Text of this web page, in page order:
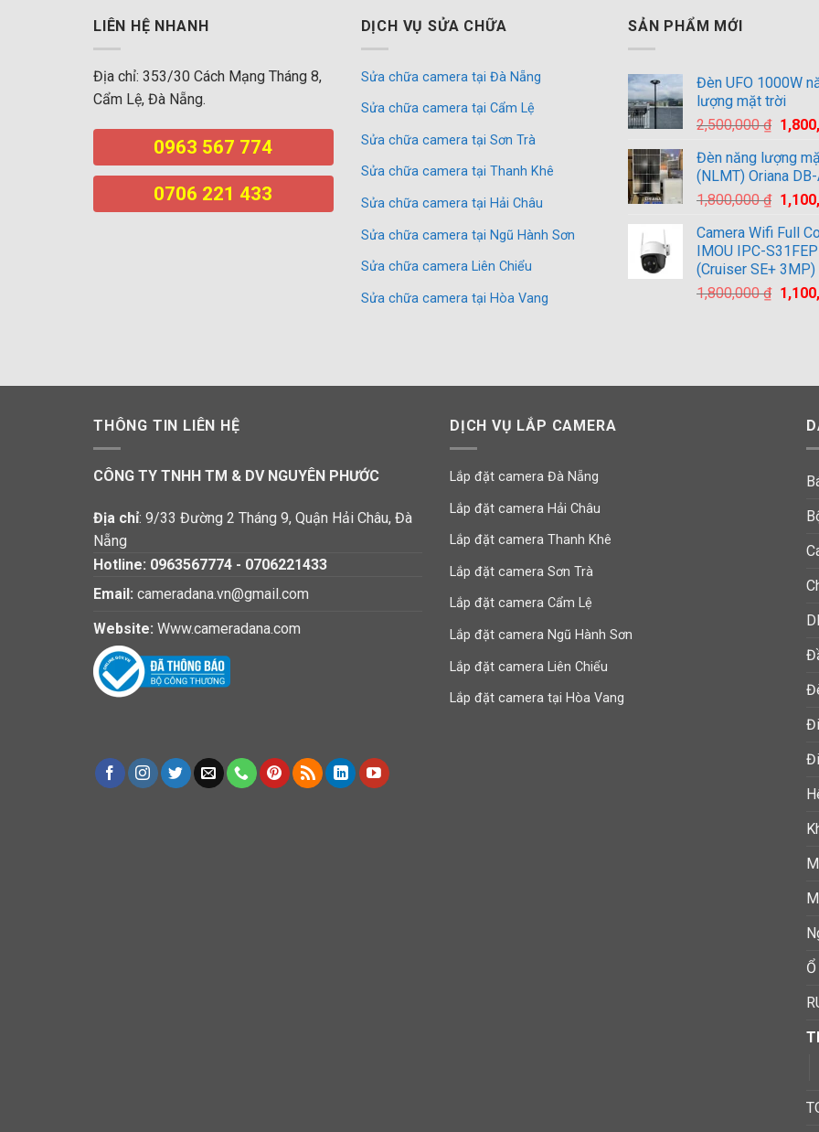
LIÊN HỆ NHANH
Địa chỉ: 353/30 Cách Mạng Tháng 8,
Cẩm Lệ, Đà Nẵng.
0963 567 774
0706 221 433
DỊCH VỤ SỬA CHỮA
Sửa chữa camera tại Đà Nẵng
Sửa chữa camera tại Cẩm Lệ
Sửa chữa camera tại Sơn Trà
Sửa chữa camera tại Thanh Khê
Sửa chữa camera tại Hải Châu
Sửa chữa camera tại Ngũ Hành Sơn
Sửa chữa camera Liên Chiểu
Sửa chữa camera tại Hòa Vang
SẢN PHẨM MỚI
Đèn UFO 1000W
lượng mặt trời
2,500,000₫ Giá
là:
Đèn năng lượng
(NLMT) Oriana
1,800,000₫ Giá
là:
Camera Wifi Full
IMOU IPC-S31FEP
(Cruiser SE+ 3MP)
1,800,000₫ Giá
THÔNG TIN LIÊN HỆ
CÔNG TY TNHH TM & DV NGUYÊN PHƯỚC
Địa chỉ: 9/33 Đường 2 Tháng 9, Quận Hải Châu, Đà
Nẵng
Hotline: 0963567774 - 0706221433
Email: cameradana.vn@gmail.com
Website: Www.cameradana.com
DỊCH VỤ LẮP CAMERA
Lắp đặt camera Đà Nẵng
Lắp đặt camera Hải Châu
Lắp đặt camera Thanh Khê
Lắp đặt camera Sơn Trà
Lắp đặt camera Cẩm Lệ
Lắp đặt camera Ngũ Hành Sơn
Lắp đặt camera Liên Chiểu
Lắp đặt camera tại Hòa Vang